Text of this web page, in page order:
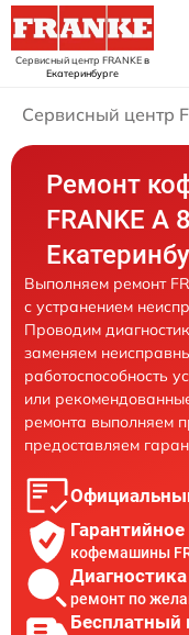
Сервисный центр FRANKEв
Екатеринбурге
Сервисный центр
Ремонт
FRANKE A
Выполняем ремонт
с устранением
Проводим
заменяем
работоспособность
или
ремонта выполняем
предоставляем
кофемашины
ремонт по
Бесплатный